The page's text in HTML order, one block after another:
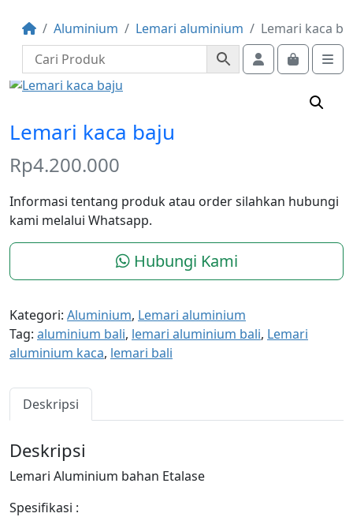
Aluminium Lemari aluminium
Lemari kaca
AccountCart
Lemari kaca baju
Rp4.200.000
Informasi tentang produk atau order silahkan hubungi
kami melalui Whatsapp.
Hubungi Kami
Kategori: Aluminium, Lemari aluminium
Tag: aluminium bali, lemari aluminium bali, Lemari
aluminium kaca, lemari bali
Deskripsi
Deskripsi
Lemari Aluminium bahan Etalase
Spesifikasi :